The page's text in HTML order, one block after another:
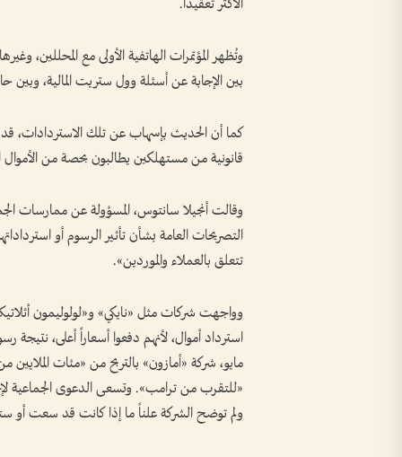
الأكثر تعقيداً.
وتُظهر المؤتمرات الهاتفية الأولى مع المحللين،
بين الإجابة عن أسئلة وول ستريت المالية،
كما أن الحديث بإسهاب عن تلك الاستردادات،
قانونية من مستهلكين يطالبون بحصة من الأموال
وقالت أنجيلا سانتوس، المسؤولة عن
التصريحات العامة بشأن تأثير الرسوم أو
تتعلق بالعملاء والموردين».
وواجهت شركات مثل «نايكي» و«لولوليمون
مايو، شركة «أمازون» بالتربح من «مئات
«للتقرب من ترامب». وتسعى الدعوى الجماعية
ولم توضح الشركة علناً ما إذا كانت قد سعت أو